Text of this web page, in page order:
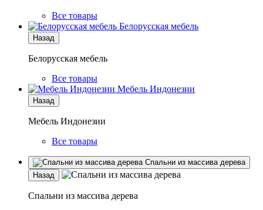
Все товары
Белорусская мебель
Назад
Белорусская мебель
Все товары
Мебель Индонезии
Назад
Мебель Индонезии
Все товары
Спальни из массива дерева
Назад
Спальни из массива дерева